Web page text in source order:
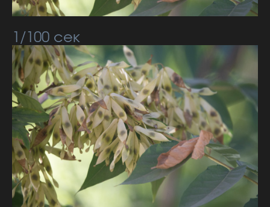
1/100 сек